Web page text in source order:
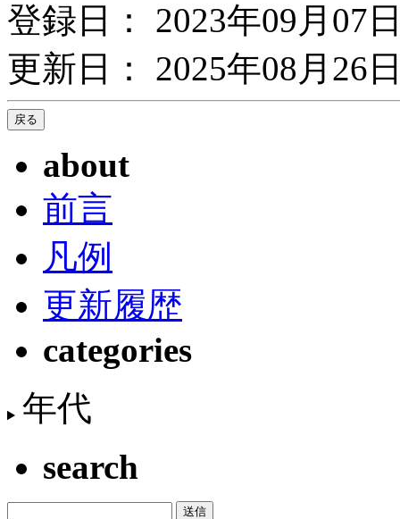
登録日： 2023年09月07
更新日： 2025年08月26
about
前言
凡例
更新履歴
categories
年代
search